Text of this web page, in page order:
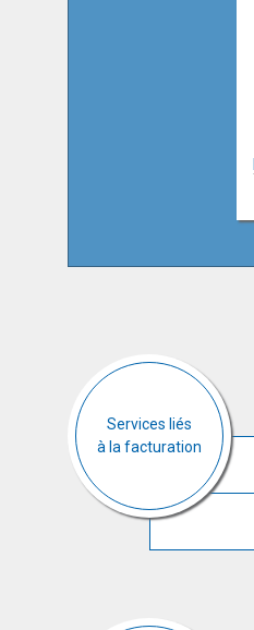
Services liés
à la facturation